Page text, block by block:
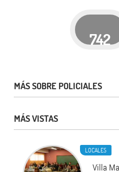
742
MÁS SOBRE POLICIALES
MÁS VISTAS
LOCALES
Villa